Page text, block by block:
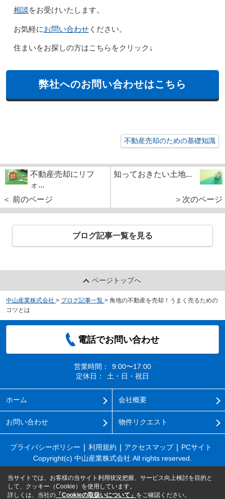
相談をお受けいたします。
お気軽にお問い合わせください。
住まいをお探しの方はこちらをクリック↓
弊社へのお問い合わせはこちら
不動産売却のための基礎知識
不動産売却にリフ
ォ...
＜ 前のページ
知っておきたい土地...
＞次のページ
ブログ記事一覧を見る
ページトップへ
中山産業株式会社 > ブログ記事一覧 > 角地の不動産を売却！うまく売るための
コツとは
電話でお問い合わせ
営業時間：
9:00〜17:00
定休日：
土・日・祝日
ホーム 会社概要
お問い合わせ 物件リクエスト
プライバシーポリシー 利用規約 アクセスマップ
PCサイト
Copyright(c) 中山産業株式会社 All rights reserved.
当サイトでは、お客様の当サイト利用状況把握、サービス向上検討を目的と
して、クッキー（Cookie）を使用しています。
詳しくは、当社の 「Cookieの取扱いについて」 をご確認ください。